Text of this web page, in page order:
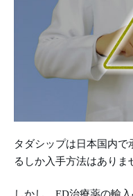
タダシップは日本国内
るしか入手方法はありま